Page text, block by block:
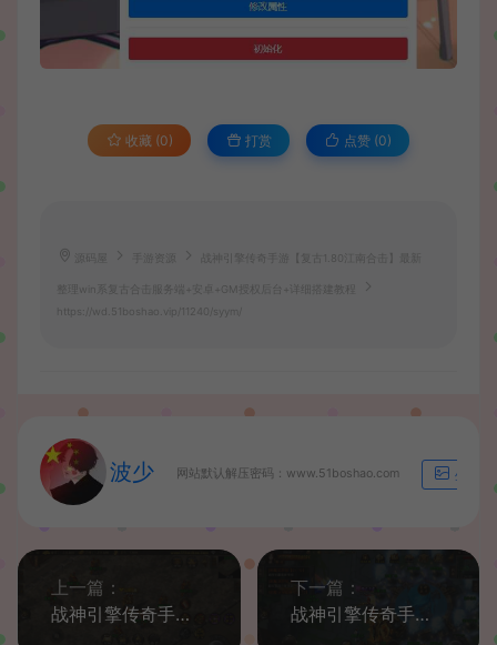
收藏 (0) 打赏 点赞 (0)
手游资源 战神引擎传奇手游【复古1.80江南合击】最新
整理win系复古合击服务端+安卓+GM授权后台+详细搭建教程
https://wd.51boshao.vip/11240/syym/
波少 网站默认解压密码：www.51boshao.com 生成海
上一篇：
战神引擎传奇手游【龙腾合击开区端】最新整理WIN系复古合击服务端+安卓+GM授权后台+详细搭建教程
下一篇：
战神引擎传奇手游【单职业LOL冰雪起源大乱斗】最新整理Win系特色服务端+安卓苹果双端+GM授权后台+详细搭建教程